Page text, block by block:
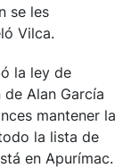
se les
Vilca.
la ley de
Alan García
mantener la
la lista de
en Apurímac.